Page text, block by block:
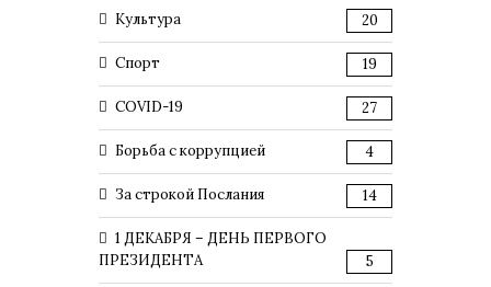
Культура 20
Спорт 19
COVID-19 27
Борьба с коррупцией 4
За строкой Послания 14
1 ДЕКАБРЯ – ДЕНЬ ПЕРВОГО
ПРЕЗИДЕНТА
5